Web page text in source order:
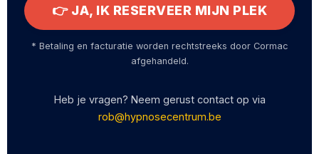
👉 JA, IK RESERVEER MIJN PLEK
* Betaling en facturatie worden rechtstreeks door Cormac
afgehandeld.
Heb je vragen? Neem gerust contact op via
rob@hypnosecentrum.be